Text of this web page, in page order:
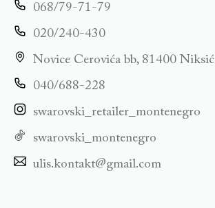
068/79-71-79
020/240-430
Novice Cerovića bb, 81400 Niksić
040/688-228
swarovski_retailer_montenegro
swarovski_montenegro
ulis.kontakt@gmail.com